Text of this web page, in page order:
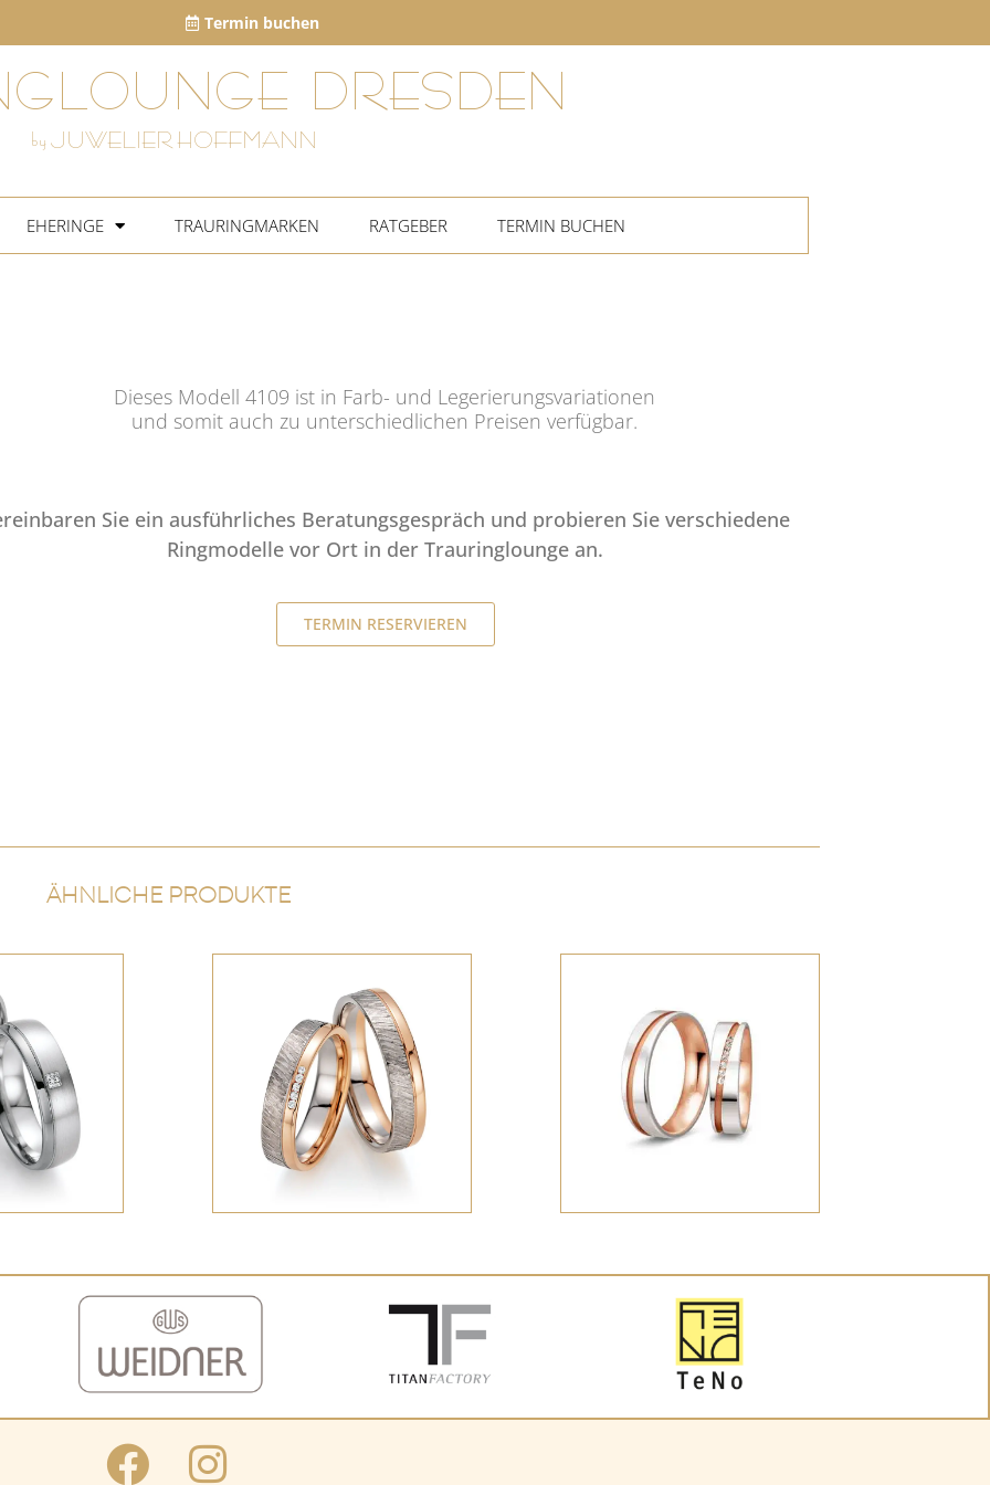
Termin buchen
DRESDEN
by JUWELIER HOFFMANN
EHERINGE TRAURINGMARKEN RATGEBER TERMIN BUCHEN
Dieses Modell 4109 ist in Farb- und Legerierungsvariationen
und somit auch zu unterschiedlichen Preisen verfügbar.
Sie ein ausführliches Beratungsgespräch und probieren Sie verschiedene
Ringmodelle vor Ort in der Trauringlounge an.
TERMIN RESERVIEREN
ÄHNLICHE PRODUKTE